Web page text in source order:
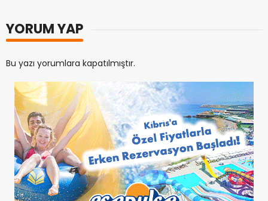
YORUM YAP
Bu yazı yorumlara kapatılmıştır.